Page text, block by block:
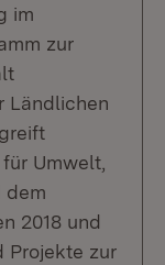
im
zur
Ländlichen
Umwelt,
dem
2018 und
Projekte zur